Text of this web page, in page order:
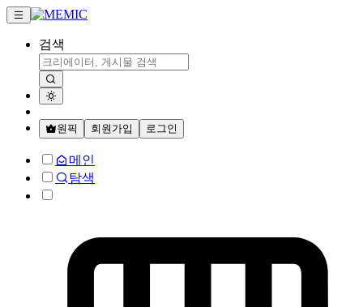
검색
원픽 회원가입 로그인
메인
탐색